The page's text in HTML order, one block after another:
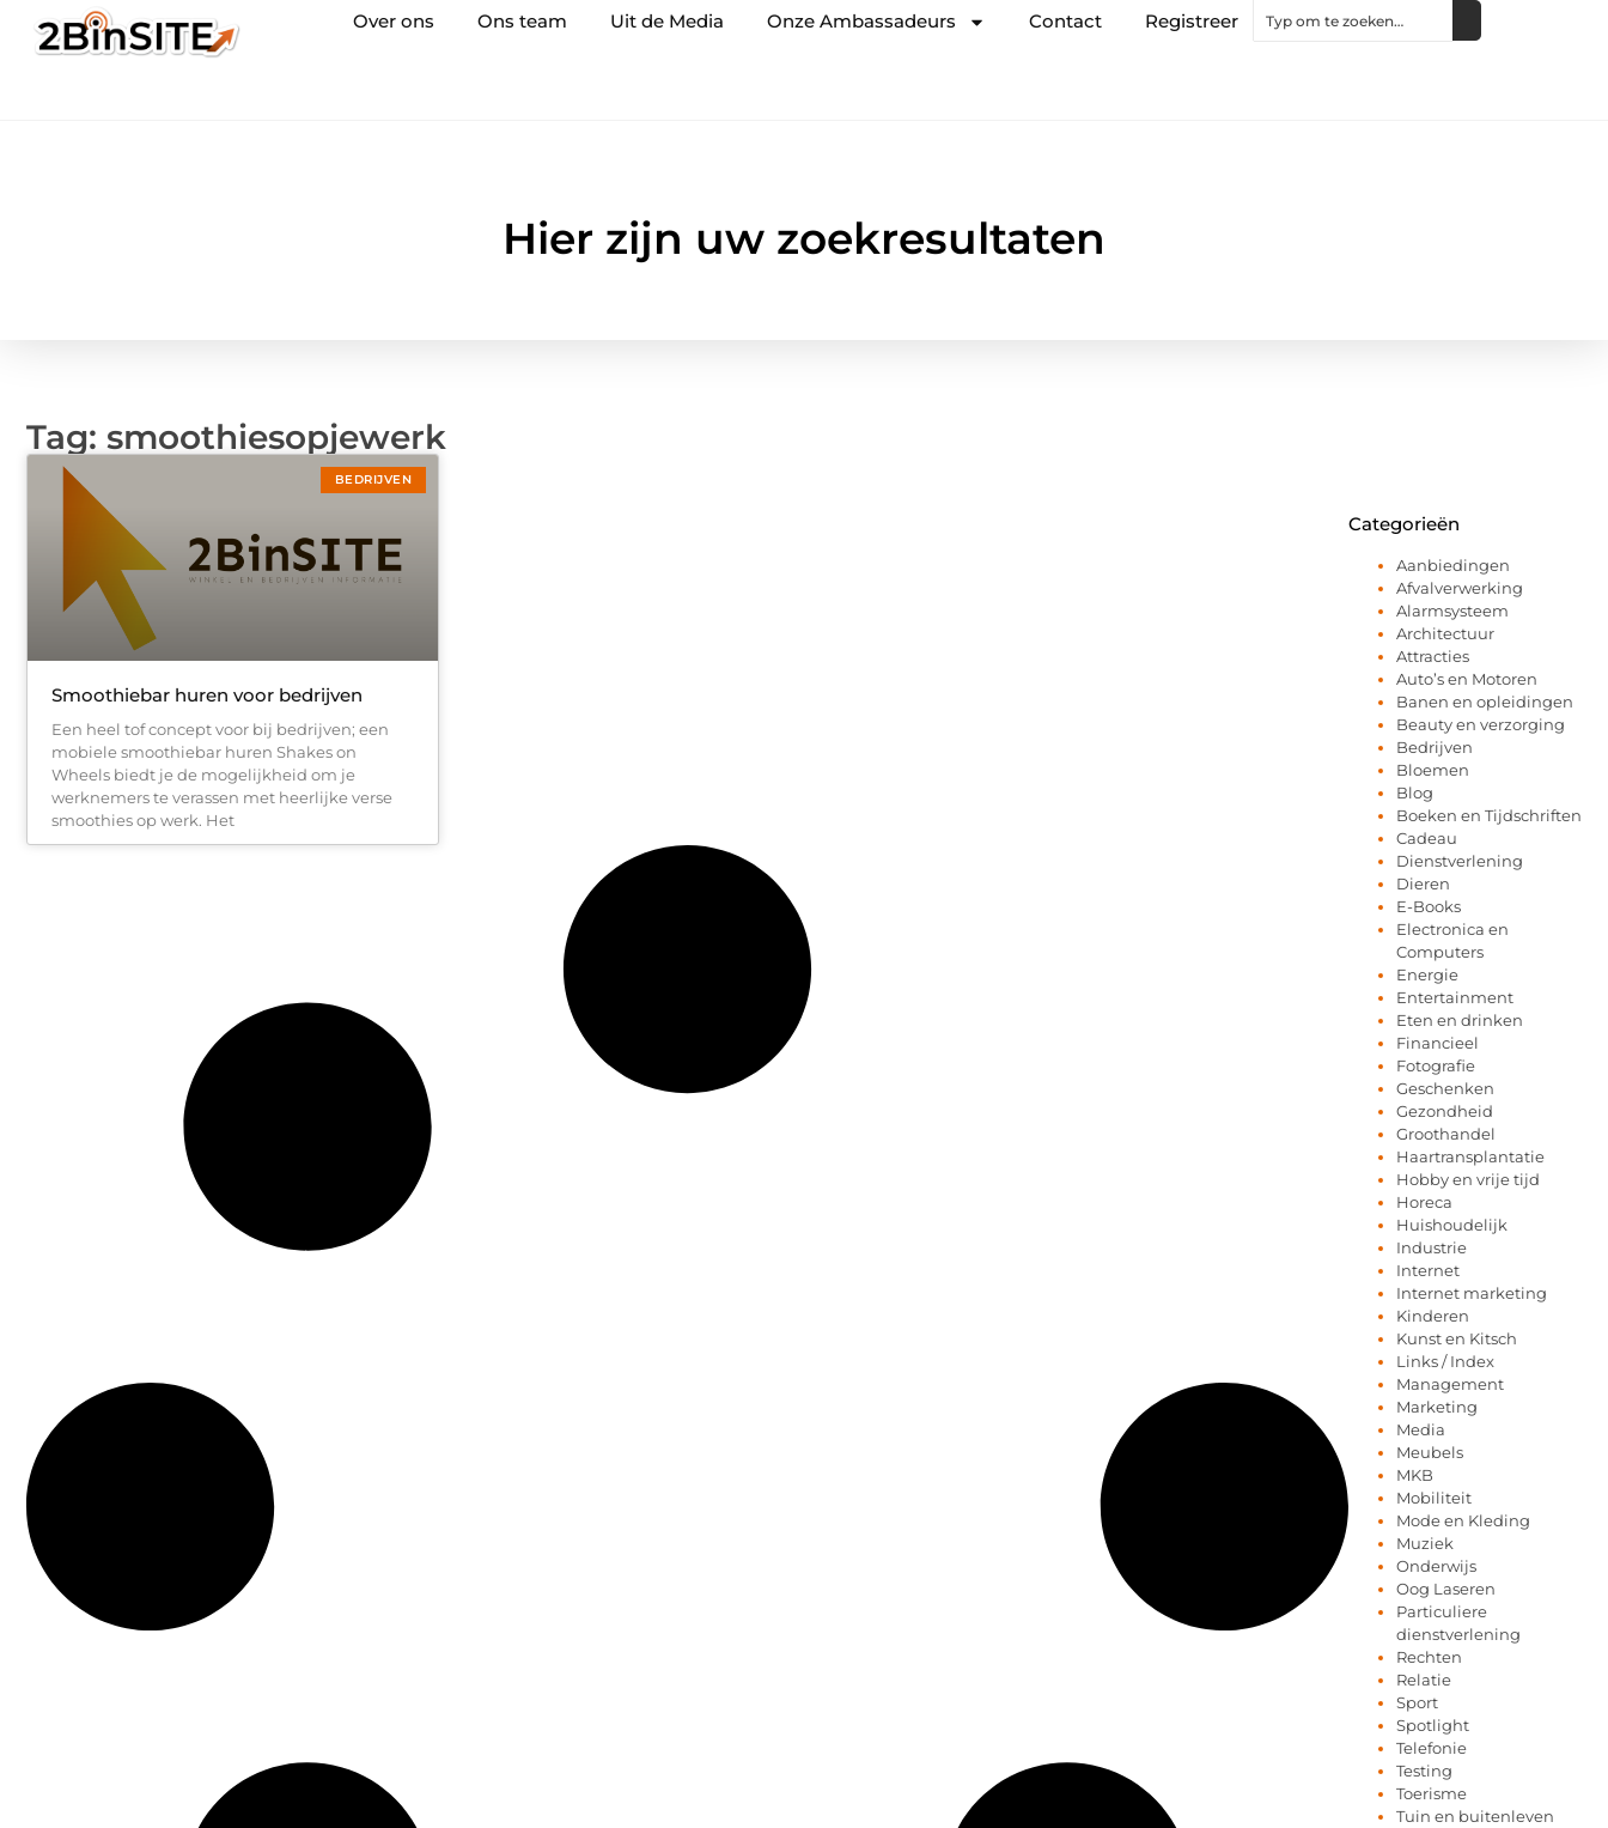
Over ons Ons team Uit de Media Onze Ambassadeurs Contact Registreer
Hier zijn uw zoekresultaten
Tag: smoothiesopjewerk
BEDRIJVEN
Smoothiebar huren voor bedrijven
Een heel tof concept voor bij bedrijven; een
mobiele smoothiebar huren Shakes on
Wheels biedt je de mogelijkheid om je
werknemers te verassen met heerlijke verse
smoothies op werk. Het
Categorieën
Aanbiedingen
Afvalverwerking
Alarmsysteem
Architectuur
Attracties
Auto’s en Motoren
Banen en opleidingen
Beauty en verzorging
Bedrijven
Bloemen
Blog
Boeken en Tijdschriften
Cadeau
Dienstverlening
Dieren
E-Books
Electronica en
Computers
Energie
Entertainment
Eten en drinken
Financieel
Fotografie
Geschenken
Gezondheid
Groothandel
Haartransplantatie
Hobby en vrije tijd
Horeca
Huishoudelijk
Industrie
Internet
Internet marketing
Kinderen
Kunst en Kitsch
Links / Index
Management
Marketing
Media
Meubels
MKB
Mobiliteit
Mode en Kleding
Muziek
Onderwijs
Oog Laseren
Particuliere
dienstverlening
Rechten
Relatie
Sport
Spotlight
Telefonie
Testing
Toerisme
Tuin en buitenleven